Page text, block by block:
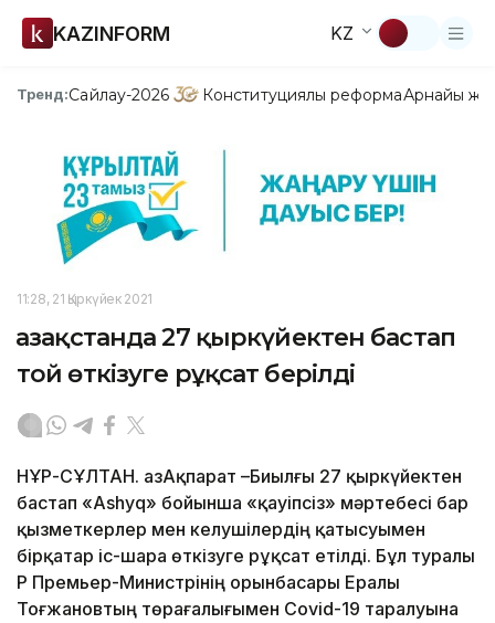
KAZINFORM KZ
Тренд:Сайлау-2026 Конституциялық реформаАрнайы
11:28, 21 Қыркүйек 2021
Қазақстанда 27 қыркүйектен бастап
той өткізуге рұқсат берілді
НҰР-СҰЛТАН. ҚазАқпарат –Биылғы 27 қыркүйектен
бастап «Ashyq» бойынша «қауіпсіз» мәртебесі бар
қызметкерлер мен келушілердің қатысуымен
бірқатар іс-шара өткізуге рұқсат етілді. Бұл туралы
ҚР Премьер-Министрінің орынбасары Ералы
Тоғжановтың төрағалығымен Covid-19 таралуына